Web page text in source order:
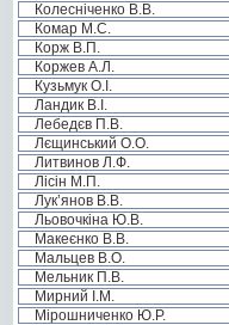
Колесніченко В.В.
Комар М.С.
Корж В.П.
Коржев А.Л.
Кузьмук О.І.
Ландик В.І.
Лебедєв П.В.
Лєщинський О.О.
Литвинов Л.Ф.
Лісін М.П.
Лук’янов В.В.
Льовочкіна Ю.В.
Макеєнко В.В.
Мальцев В.О.
Мельник П.В.
Мирний І.М.
Мірошниченко Ю.Р.